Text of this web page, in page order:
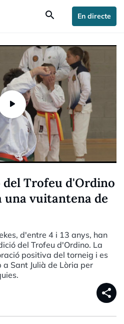
search En directe
del Trofeu d'Ordino
una vuitantena de
d'entre 4 i 13 anys, han
del Trofeu d'Ordino. La
positiva del torneig i es
Sant Julià de Lòria per
share